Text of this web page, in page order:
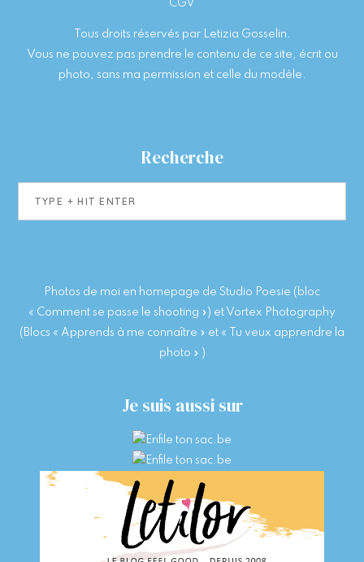
CGV
Tous droits réservés par Letizia Gosselin.
Vous ne pouvez pas prendre le contenu de ce site, écrit ou
photo, sans ma permission et celle du modèle.
Recherche
Photos de moi en homepage de Studio Poesie (bloc
« Comment se passe le shooting ») et Vortex Photography
(Blocs « Apprends à me connaître » et « Tu veux apprendre la
photo » )
Je suis aussi sur